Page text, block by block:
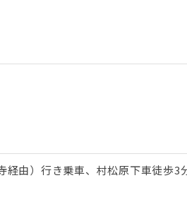
経由）行き乗車、村松原下車徒歩3